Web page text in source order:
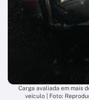
Carga avaliada em mais
veículo | Foto: